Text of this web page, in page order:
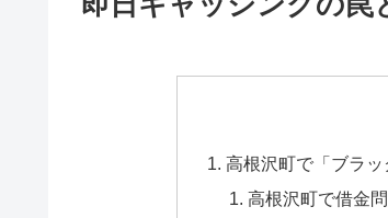
高根沢町で「ブラ
高根沢町で借金